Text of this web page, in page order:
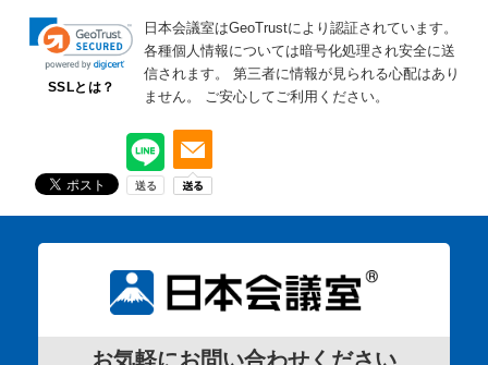
SSLとは？
日本会議室はGeoTrustにより認証されています。
各種個人情報については暗号化処理され安全に送
信されます。
第三者に情報が見られる心配はあり
ません。
ご安心してご利用ください。
お気軽にお問い合わせください